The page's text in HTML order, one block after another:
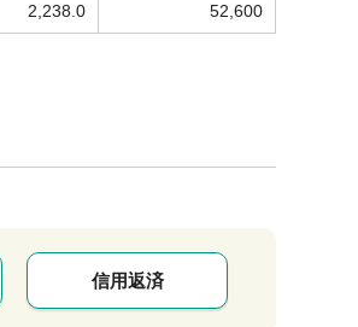
2,238.0 52,600
信用返済